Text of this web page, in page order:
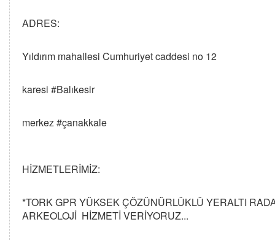
ADRES:
Yıldırım mahallesi Cumhuriyet caddesi no 12
karesi #Balıkesir
merkez #çanakkale
HİZMETLERİMİZ:
*TORK GPR YÜKSEK ÇÖZÜNÜRLÜKLÜ YERALTI
ARKEOLOJİ HİZMETİ VERİYORUZ...